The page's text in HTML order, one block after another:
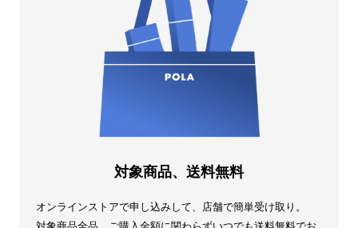
対象商品、送料無料
オンラインストアで申し込みして、店舗で簡単受け取り。